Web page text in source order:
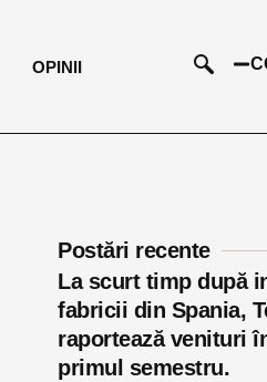
OPINII
Postări recente
La scurt timp după
fabricii din Spania,
raportează venituri
primul semestru.